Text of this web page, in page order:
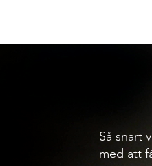
Så snart
med att